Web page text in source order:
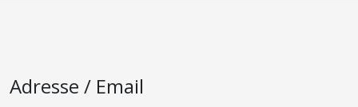
Adresse / Email